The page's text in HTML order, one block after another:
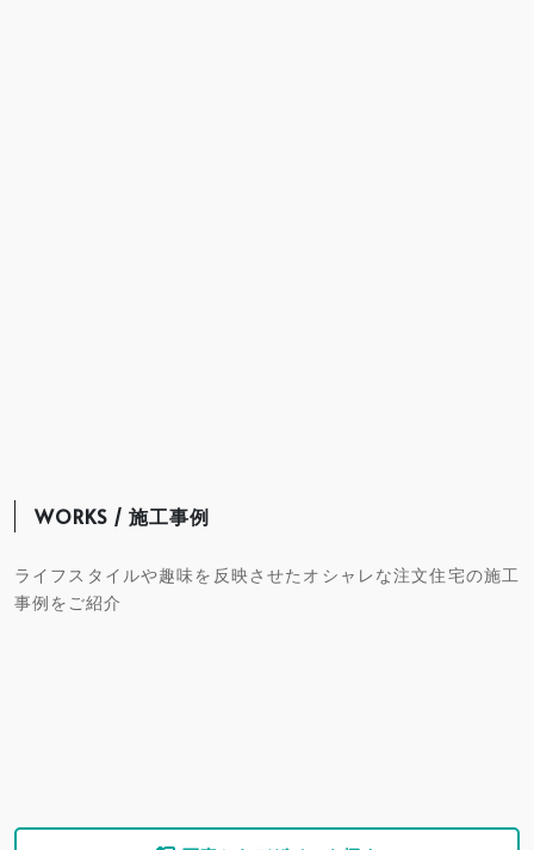
WORKS / 施工事例
ライフスタイルや趣味を反映させたオシャレな注文住宅の施工
事例をご紹介